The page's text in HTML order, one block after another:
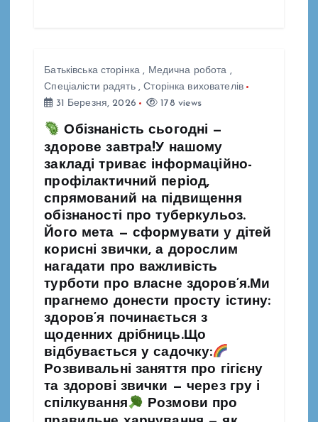
Батьківська сторінка , Медична робота ,
Спеціалісти радять,Сторінка вихователів
31 Березня, 2026
178 views
Обізнаність сьогодні —
здорове завтра!У нашому
закладі триває інформаційно-
профілактичний період,
спрямований на підвищення
обізнаності про туберкульоз.
Його мета — сформувати у дітей
корисні звички, а дорослим
нагадати про важливість
турботи про власне здоров’я.Ми
прагнемо донести просту істину:
здоров’я починається з
щоденних дрібниць.Що
відбувається у садочку:
Розвивальні заняття про гігієну
та здорові звички — через гру і
спілкування
Розмови про